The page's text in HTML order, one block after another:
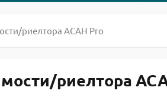
риелтора АСАН Pro
риелтора